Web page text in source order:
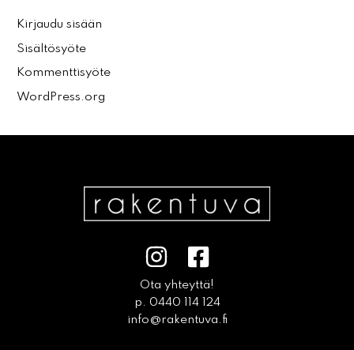
Kirjaudu sisään
Sisältösyöte
Kommenttisyöte
WordPress.org
Ota yhteyttä!
p. 0440 114 124
info@rakentuva.fi